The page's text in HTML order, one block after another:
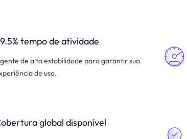
tempo de atividade
de alta estabilidade para garantir sua
de uso.
global disponível